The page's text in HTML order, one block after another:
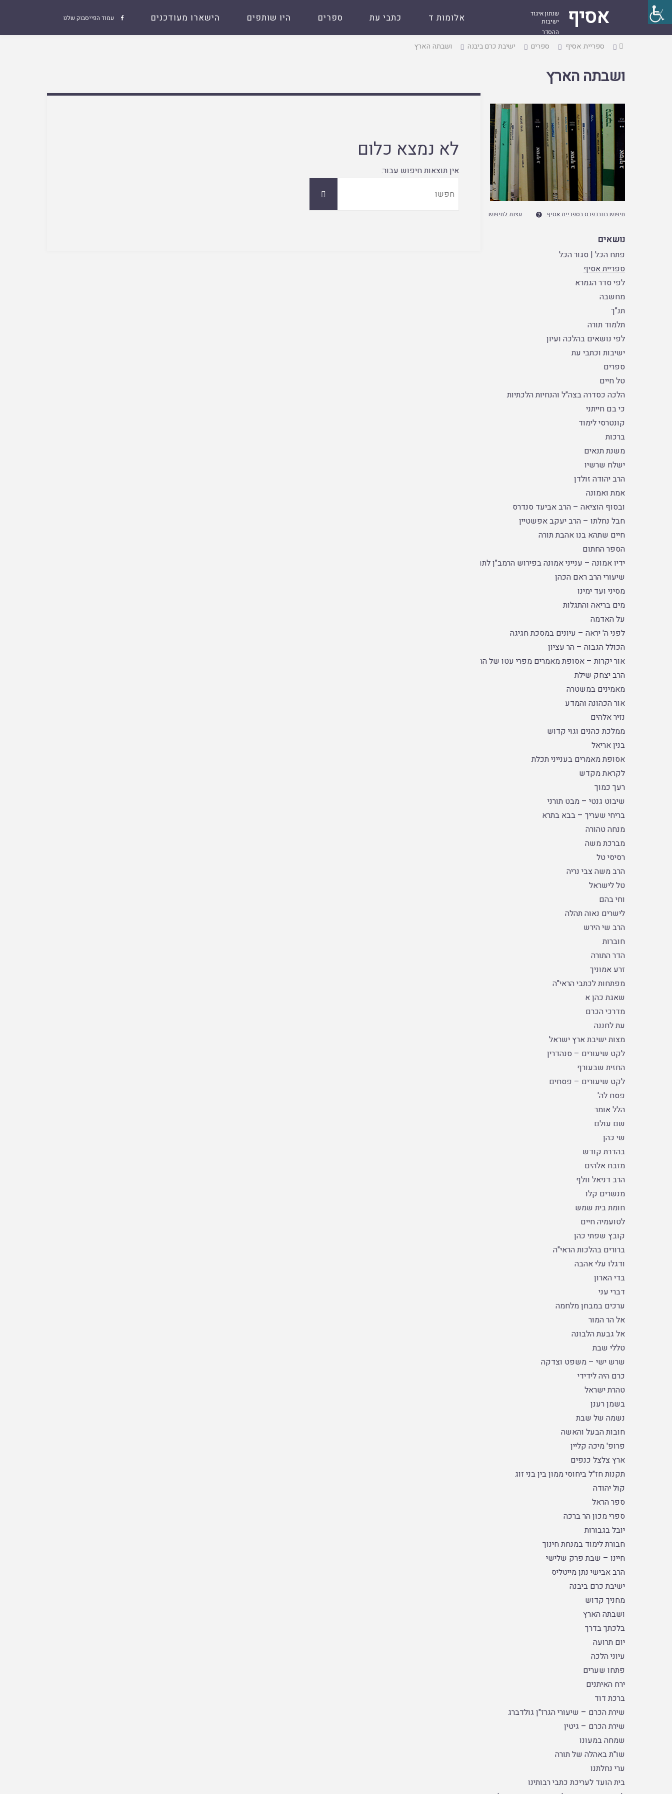
אסיף
שנתון איגוד
ישיבות
ההסדר
 עמוד הפייסבוק שלנו אלומות ד כתבי עת ספרים היו שותפים הישארו מעודכנים
עמודספריית אסיף ספרים ישיבת כרם ביבנה ושבתה הארץ
ושבתה הארץ
חיפוש בוורדפרס בספריית אסיף  עצות לחיפוש
נושאים
פתח הכל |סגור הכל
ספריית אסיף
לפי סדר הגמרא
מחשבה
תנ"ך
תלמוד תורה
לפי נושאים בהלכה ועיון
ישיבות וכתבי עת
ספרים
טל חיים
הלכה כסדרה בצה"ל והנחיות הלכתיות
כי בם חייתני
קונטרסי לימוד
ברכות
משנת תנאים
ישלח שרשיו
הרב יהודה זולדן
אמת ואמונה
ובסוף הוציאה – הרב אביעד סנדרס
חבל נחלתו – הרב יעקב אפשטיין
חיים שתהא בנו אהבת תורה
הספר החתום
ידיו אמונה – ענייני אמונה בפירוש הרמב"ן לתורה
שיעורי הרב ראם הכהן
מסיני ועד ימינו
מים בריאה והתגלות
על האדמה
לפני ה' יראה – עיונים במסכת חגיגה
הכולל הגבוה – הר עציון
אור יקרות – אסופת מאמרים מפרי עטו של הרב פרופ' נריה גוטל
הרב יצחק שילת
מאמינים במשטרה
אור הכהונה והמדע
נזיר אלהים
ממלכת כהנים וגוי קדוש
בנין אריאל
אסופת מאמרים בענייני תכלת
לקראת מקדש
רעך כמוך
שיבוט גנטי – מבט תורני
בריחי שעריך – בבא בתרא
מנחה טהורה
מברכת משה
רסיסי טל
הרב משה צבי נריה
טל לישראל
וחי בהם
לישרים נאוה תהלה
הרב שי הירש
חוברות
הדר התורה
זרע אמוניך
מפתחות לכתבי הראי"ה
שאגת כהן א
מדרכי הכרם
עת לחננה
מצות ישיבת ארץ ישראל
לקט שיעורים – סנהדרין
החזית שבעורף
לקט שיעורים – פסחים
פסח לה'
הלל אומר
שם עולם
שי כהן
בהדרת קודש
מזבח אלהים
הרב דניאל וולף
מנשרים קלו
חומת בית שמש
לטועמיה חיים
קובץ שפתי כהן
ברורים בהלכות הראי"ה
ודגלו עלי אהבה
בדי הארון
דברי עני
ערכים במבחן מלחמה
אל הר המור
אל גבעת הלבונה
טללי שבת
שרש ישי – משפט וצדקה
כרם היה לידידי
טהרת ישראל
בשמן רענן
נשמה של שבת
חובות הבעל והאשה
פרופ' מיכה קליין
ארץ צלצל כנפים
תקנות חז"ל ביחוסי ממון בין בני זוג
קול יהודה
ספר הראל
ספרי מכון הר ברכה
יובל בגבורות
חבורת לימוד במנחת חינוך
חיינו – שבת פרק שלישי
הרב אבישי נתן מייטליס
ישיבת כרם ביבנה
מחניך קדוש
ושבתה הארץ
בלכתך בדרך
יום תרועה
עיוני הלכה
פתחו שערים
ירח האיתנים
ברכת דוד
שירת הכרם – שיעורי הגרז"ן גולדברג
שירת הכרם – גיטין
שמחה במעונו
שו"ת באהלה של תורה
ערי נחלתנו
בית הועד לעריכת כתבי רבותינו
לא נמצא כלום
אין תוצאות חיפוש עבור:
חפשו